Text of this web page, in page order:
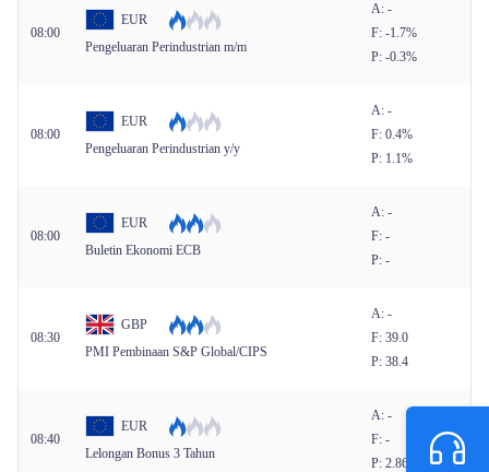
08:00
EUR
Pengeluaran Perindustrian m/m
A: -
F: -1.7%
P: -0.3%
08:00
EUR
Pengeluaran Perindustrian y/y
A: -
F: 0.4%
P: 1.1%
08:00
EUR
Buletin Ekonomi ECB
A: -
F: -
P: -
08:30
GBP
PMI Pembinaan S&P Global/CIPS
A: -
F: 39.0
P: 38.4
08:40
EUR
Lelongan Bonus 3 Tahun
A: -
F: -
P: 2.867%